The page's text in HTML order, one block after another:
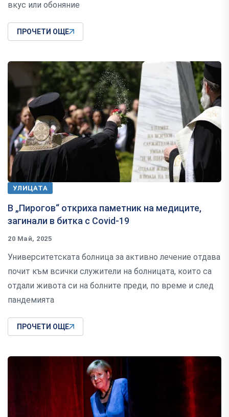
вкус или обоняние
ПРОЧЕТИ ОЩЕ
УЛИЦАТА
В „Пирогов“ откриха паметник на медиците,
загинали в битка с Covid-19
20 Май, 2025
Университетската болница за активно лечение отдава
почит към всички служители на болницата, които са
отдали живота си на болните преди, по време и след
пандемията
ПРОЧЕТИ ОЩЕ